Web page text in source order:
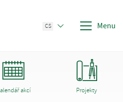
CS Menu
akcí Projekty